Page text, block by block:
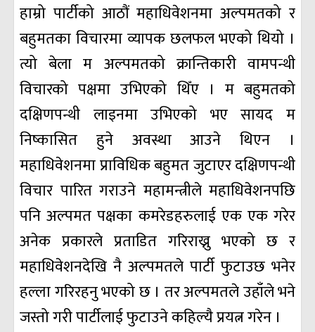
हाम्रो पार्टीको आठौं महाधिवेशनमा अल्पमतको र
बहुमतका विचारमा व्यापक छलफल भएको थियो ।
त्यो बेला म अल्पमतको क्रान्तिकारी वामपन्थी
विचारको पक्षमा उभिएको थिँए । म बहुमतको
दक्षिणपन्थी लाइनमा उभिएको भए सायद म
निष्कासित हुने अवस्था आउने थिएन ।
महाधिवेशनमा प्राविधिक बहुमत जुटाएर दक्षिणपन्थी
विचार पारित गराउने महामन्त्रीले महाधिवेशनपछि
पनि अल्पमत पक्षका कमरेडहरुलाई एक एक गरेर
अनेक प्रकारले प्रताडित गरिराख्नु भएको छ र
महाधिवेशनदेखि नै अल्पमतले पार्टी फुटाउछ भनेर
हल्ला गरिरहनु भएको छ । तर अल्पमतले उहाँले भने
जस्तो गरी पार्टीलाई फुटाउने कहिल्यै प्रयत्न गरेन ।